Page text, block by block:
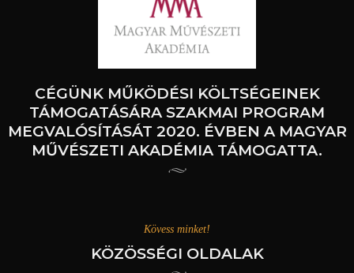
CÉGÜNK MŰKÖDÉSI KÖLTSÉGEINEK
TÁMOGATÁSÁRA SZAKMAI PROGRAM
MEGVALÓSÍTÁSÁT 2020. ÉVBEN A MAGYAR
MŰVÉSZETI AKADÉMIA TÁMOGATTA.
Kövess minket!
KÖZÖSSÉGI OLDALAK